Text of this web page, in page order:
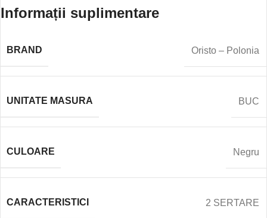
Informații suplimentare
BRAND Oristo – Polonia
UNITATE MASURA BUC
CULOARE Negru
CARACTERISTICI 2 SERTARE